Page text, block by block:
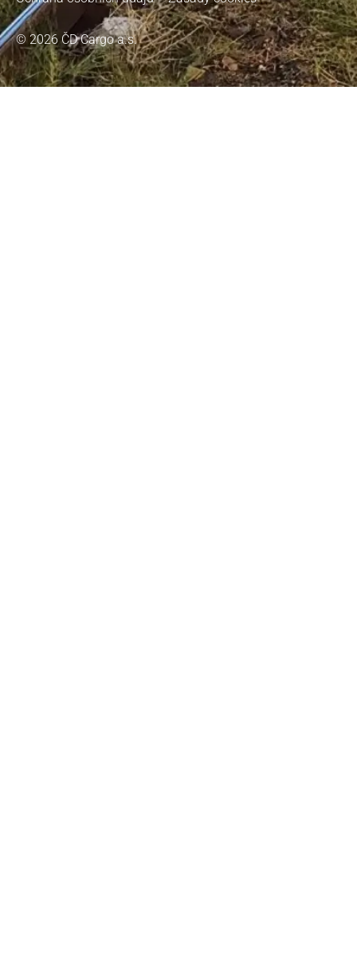
© 2026 ČD Cargo a.s.